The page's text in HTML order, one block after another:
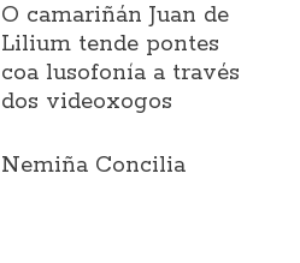
O camariñán Juan de
Lilium tende pontes
coa lusofonía a través
dos videoxogos
Nemiña Concilia